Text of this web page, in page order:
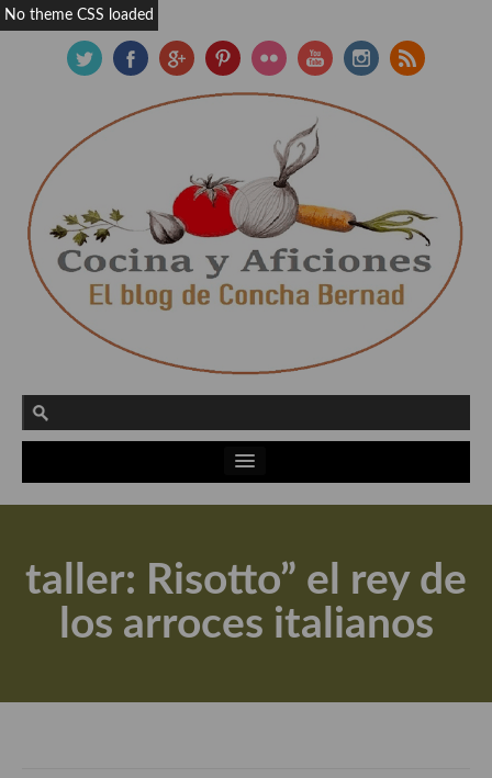
Actualidad y recomendaciones
Apuntes, estudios sobre temas interesantes e importantes
Aceite de Oliva Virgen Extra (AOVE)
taller: Risotto” el rey de
los arroces italianos
No theme CSS loaded